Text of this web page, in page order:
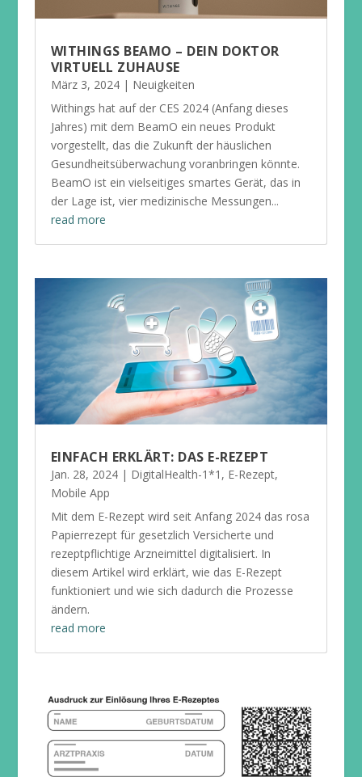
WITHINGS BEAMO – DEIN DOKTOR
VIRTUELL ZUHAUSE
März 3, 2024| Neuigkeiten
Withings hat auf der CES 2024 (Anfang dieses
Jahres) mit dem BeamO ein neues Produkt
vorgestellt, das die Zukunft der häuslichen
Gesundheitsüberwachung voranbringen könnte.
BeamO ist ein vielseitiges smartes Gerät, das in
der Lage ist, vier medizinische Messungen...
read more
EINFACH ERKLÄRT: DAS E-REZEPT
Jan. 28, 2024| DigitalHealth-1*1 , E-Rezept,
Mobile App
Mit dem E-Rezept wird seit Anfang 2024 das rosa
Papierrezept für gesetzlich Versicherte und
rezeptpflichtige Arzneimittel digitalisiert. In
diesem Artikel wird erklärt, wie das E-Rezept
funktioniert und wie sich dadurch die Prozesse
ändern.
read more